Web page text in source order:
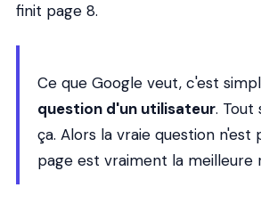
finit page 8.
Ce que Google veut, c'est
question d'un utilisateur.
ça. Alors la vraie question
page est vraiment la meilleure